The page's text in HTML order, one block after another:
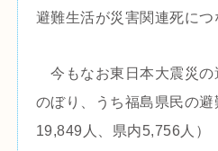
避難生活が災害関連死につ
今もなお東日本大震災の
のぼり、うち福島県民の
19,849人、県内5,756人）